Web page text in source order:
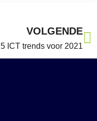
VOLGENDE
5 ICT trends voor 2021